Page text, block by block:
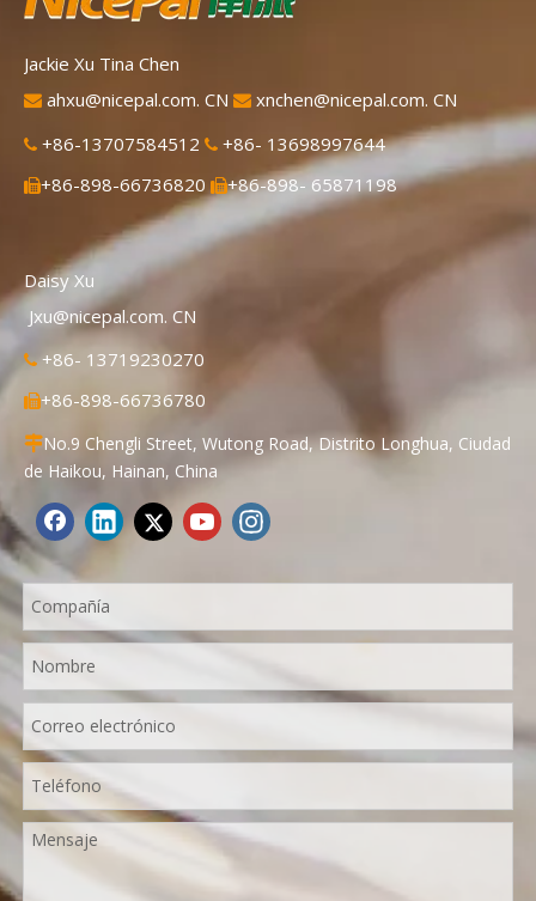
Jackie Xu Tina Chen
 ahxu@nicepal.com. CN  xnchen@nicepal.com. CN
 +86-13707584512  +86- 13698997644
+86-898-66736820 +86-898- 65871198
Daisy Xu
Jxu@nicepal.com. CN
 +86- 13719230270
+86-898-66736780
No.9 Chengli Street, Wutong Road, Distrito Longhua, Ciudad
de Haikou, Hainan, China